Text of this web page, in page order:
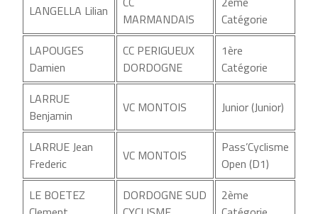
LANGELLA Lilian
MARMANDAIS
Catégorie
LAPOUGES
Damien
CC PERIGUEUX
DORDOGNE
1ère
Catégorie
LARRUE
Benjamin
VC MONTOIS Junior (Junior)
LARRUE Jean
Frederic
VC MONTOIS
Pass’Cyclisme
Open (D1)
LE BOETEZ
DORDOGNE SUD
2ème